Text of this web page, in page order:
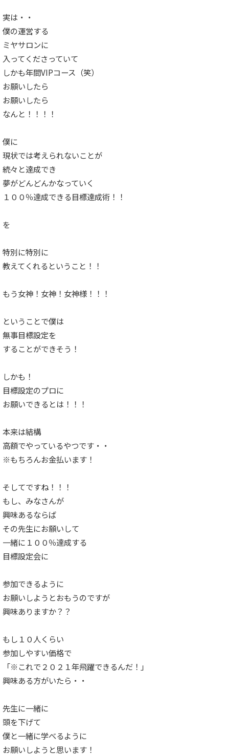
実は・・
僕の運営する
ミヤサロンに
入ってくださっていて
しかも年間VIPコース（笑）
お願いしたら
お願いしたら
なんと！！！！
僕に
現状では考えられないことが
続々と達成でき
夢がどんどんかなっていく
１００％達成できる目標達成術！！
を
特別に特別に
教えてくれるということ！！
もう女神！女神！女神様！！！
ということで僕は
無事目標設定を
することができそう！
しかも！
目標設定のプロに
お願いできるとは！！！
本来は結構
高額でやっているやつです・・
※もちろんお金払います！
そしてですね！！！
もし、みなさんが
興味あるならば
その先生にお願いして
一緒に１００％達成する
目標設定会に
参加できるように
お願いしようとおもうのですが
興味ありますか？？
もし１０人くらい
参加しやすい価格で
「※これで２０２１年飛躍できるんだ！」
興味ある方がいたら・・
先生に一緒に
頭を下げて
僕と一緒に学べるように
お願いしようと思います！